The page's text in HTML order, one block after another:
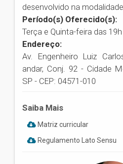
desenvolvido na
Período(s) Oferecido(s):
Terça e Quinta-feira das
Endereço:
Av. Engenheiro Luiz
andar, Conj. 92 - Cidade
SP - CEP: 04571-010
Saiba Mais
Matriz curricular
Regulamento Lato Sensu